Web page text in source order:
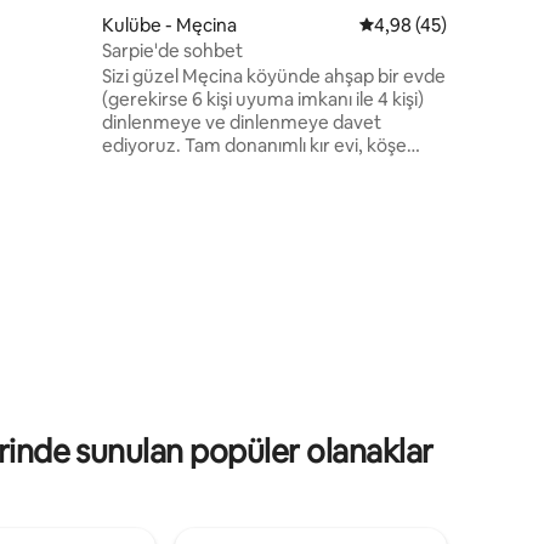
Kulübe - Męcina 5 üzerinden
4,98 (45)
Sarpie'de sohbet
Sizi güzel Męcina köyünde ahşap bir evde
(gerekirse 6 kişi uyuma imkanı ile 4 kişi)
dinlenmeye ve dinlenmeye davet
ediyoruz. Tam donanımlı kır evi, köşe
sunulan popüler olanaklar